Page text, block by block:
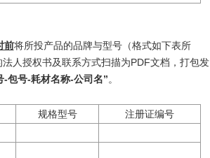
前将所投产品的品牌与型号（格式如下表所
人授权书及联系方式扫描为PDF文档，打包发
-包号-耗材名称-公司名”。
规格型号 注册证编号